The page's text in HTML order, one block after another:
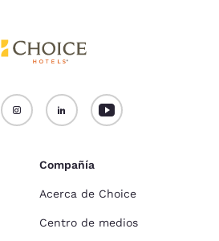
Compañía
Acerca de Choice
Centro de medios